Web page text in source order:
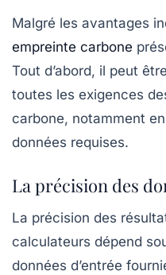
Malgré les avantages
empreinte carbone
Tout d’abord, il peut
toutes les exigences
carbone, notamment
données requises.
La précision des
La précision des
calculateurs dépend
données d’entrée